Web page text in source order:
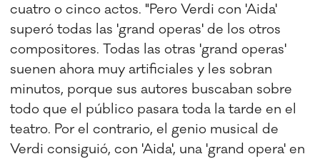
cuatro o cinco actos. "Pero Verdi con 'Aida'
superó todas las 'grand operas' de los otros
compositores. Todas las otras 'grand operas'
suenen ahora muy artificiales y les sobran
minutos, porque sus autores buscaban sobre
todo que el público pasara toda la tarde en el
teatro. Por el contrario, el genio musical de
Verdi consiguió, con 'Aida', una 'grand opera' en